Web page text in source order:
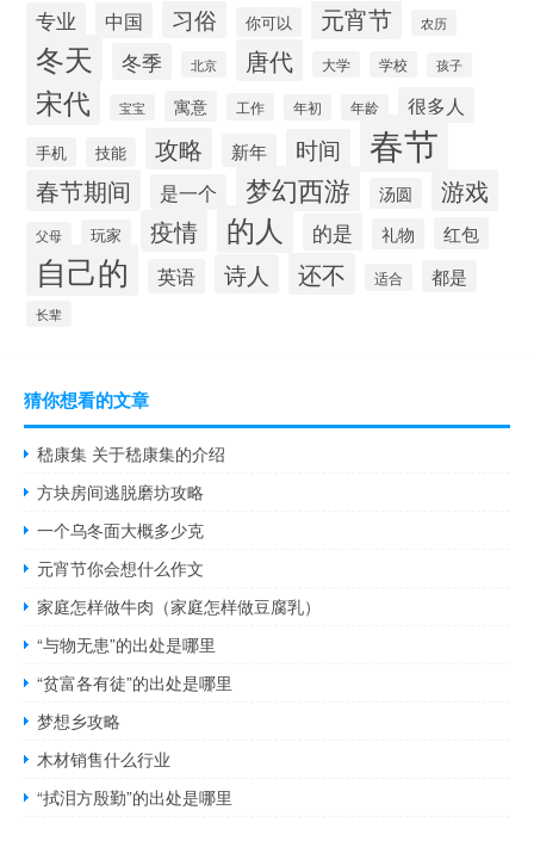
专业 中国 习俗 你可以 元宵节 农历
冬天 冬季 北京 唐代 大学 学校 孩子
宋代 宝宝 寓意 工作 年初 年龄 很多人
手机 技能 攻略 新年 时间 春节
春节期间 是一个 梦幻西游 汤圆 游戏
父母 玩家 疫情 的人 的是 礼物 红包
自己的 英语 诗人 还不 适合 都是
长辈
猜你想看的文章
嵇康集 关于嵇康集的介绍
方块房间逃脱磨坊攻略
一个乌冬面大概多少克
元宵节你会想什么作文
家庭怎样做牛肉（家庭怎样做豆腐乳）
“与物无患”的出处是哪里
“贫富各有徒”的出处是哪里
梦想乡攻略
木材销售什么行业
“拭泪方殷勤”的出处是哪里